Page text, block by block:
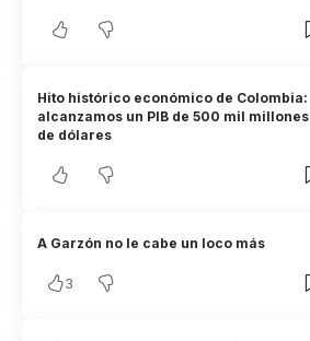
Hito histórico económico de Colombia:
alcanzamos un PIB de 500 mil millones
de dólares
A Garzón no le cabe un loco más
3